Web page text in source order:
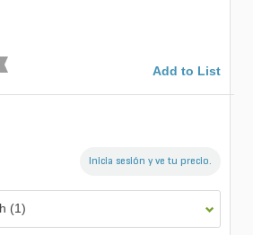
Add to List
Inicia sesión y ve tu precio.
(1)